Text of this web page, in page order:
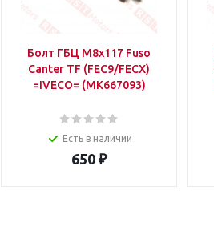
Болт ГБЦ M8x117 Fuso
Canter TF (FEC9/FECX)
=IVECO= (MK667093)
Есть в наличии
650 ₽